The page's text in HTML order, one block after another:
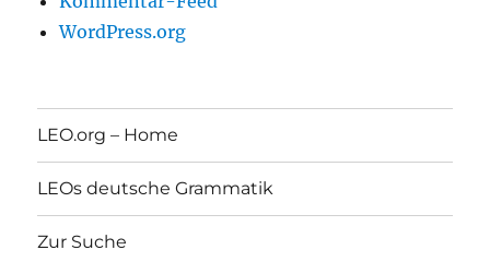
WordPress.org
LEO.org – Home
LEOs deutsche Grammatik
Zur Suche